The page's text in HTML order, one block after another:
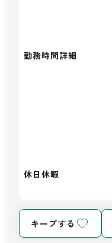
勤務時間詳細
休日休暇
キープする